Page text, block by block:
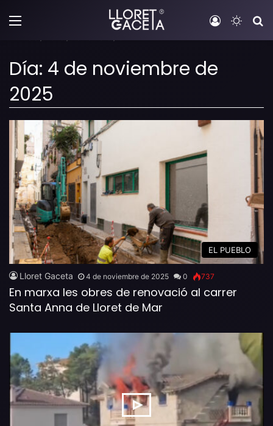
Iniciar
Día: 4 de noviembre de
2025
EL PUEBLO
Lloret Gaceta 4 de noviembre de 2025 0 737
En marxa les obres de renovació al carrer
Santa Anna de Lloret de Mar